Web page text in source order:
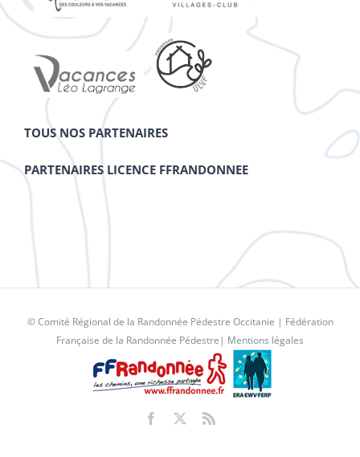
TOUS NOS PARTENAIRES
PARTENAIRES LICENCE FFRANDONNEE
© Comité Régional de la Randonnée Pédestre Occitanie | Fédération
Française de la Randonnée Pédestre | Mentions légales
Facebook